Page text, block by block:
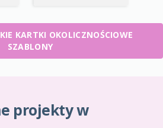
KARTKI OKOLICZNOŚCIOWE
SZABLONY
projekty w